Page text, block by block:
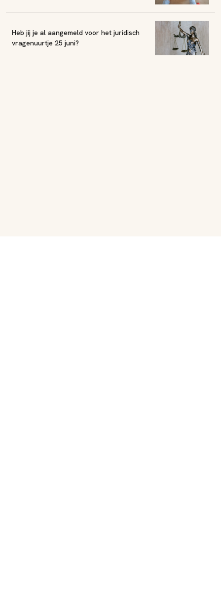
Heb jij je al aangemeld voor het juridisch
vragenuurtje 25 juni?